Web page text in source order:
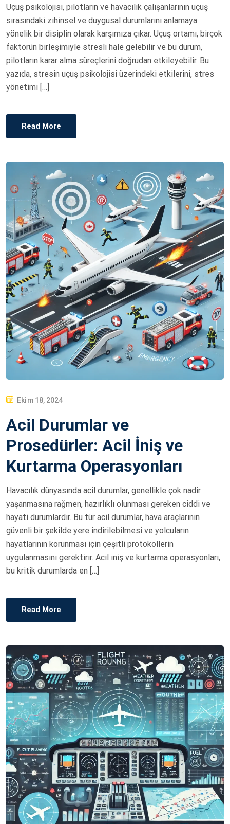
N
Uçuş psikolojisi, pilotların ve havacılık çalışanlarının uçuş
sırasındaki zihinsel ve duygusal durumlarını anlamaya
yönelik bir disiplin olarak karşımıza çıkar. Uçuş ortamı, birçok
faktörün birleşimiyle stresli hale gelebilir ve bu durum,
pilotların karar alma süreçlerini doğrudan etkileyebilir. Bu
yazıda, stresin uçuş psikolojisi üzerindeki etkilerini, stres
yönetimi […]
Read More
P
S
E
D
N
Ekim 18, 2024
Acil Durumlar ve
Prosedürler: Acil İniş ve
Kurtarma Operasyonları
Havacılık dünyasında acil durumlar, genellikle çok nadir
yaşanmasına rağmen, hazırlıklı olunması gereken ciddi ve
hayati durumlardır. Bu tür acil durumlar, hava araçlarının
güvenli bir şekilde yere indirilebilmesi ve yolcuların
hayatlarının korunması için çeşitli protokollerin
uygulanmasını gerektirir. Acil iniş ve kurtarma operasyonları,
bu kritik durumlarda en […]
Read More